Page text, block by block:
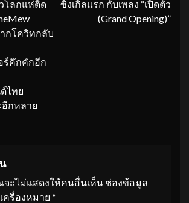
โลกแห่ติด
กโควิทกลับ
ร์คึกคักอีก
ไทย
กหลาย
ซิงเกิ้ลแรก กับเพลง “เปิดตัว
(Grand Opening)”
ะไม่แสดงให้คนอื่นเห็น ช่องข้อมูล
ครื่องหมาย *